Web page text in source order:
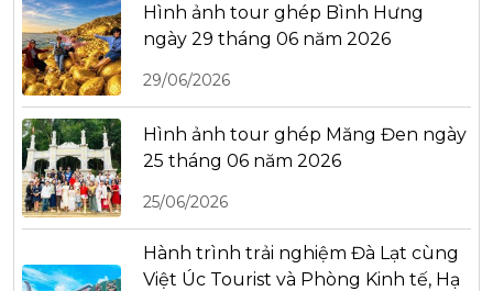
Hình ảnh tour ghép Bình Hưng
ngày 29 tháng 06 năm 2026
29/06/2026
Hình ảnh tour ghép Măng Đen ngày
25 tháng 06 năm 2026
25/06/2026
Hành trình trải nghiệm Đà Lạt cùng
Việt Úc Tourist và Phòng Kinh tế, Hạ